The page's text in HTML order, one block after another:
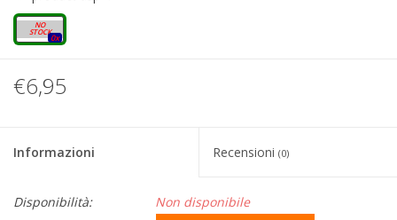
20mg
0x
€6,95
Informazioni Recensioni (0)
Disponibilità:
Non disponibile